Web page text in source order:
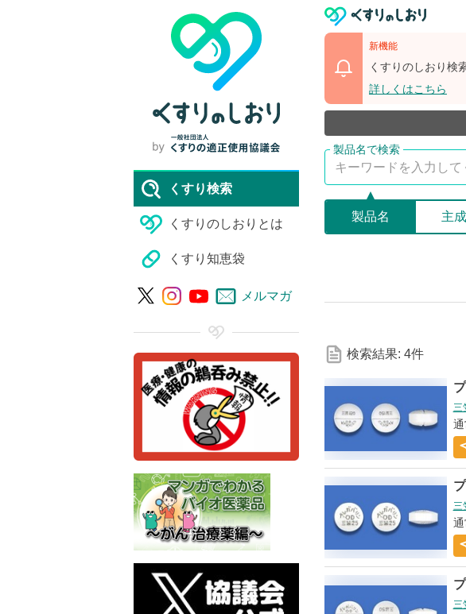
新機能
くすりのしおり検
詳しくはこちら
くすり検索
くすりのしおりとは
くすり知恵袋
メルマガ
製品名 主
な
検
索
条
件
検索結果: 4件
三
三
三